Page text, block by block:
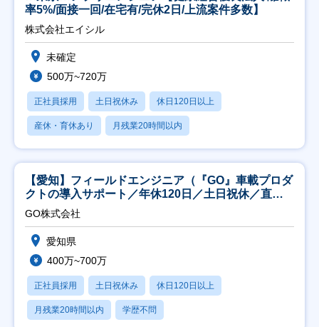
率5%/面接一回/在宅有/完休2日/上流案件多数】
株式会社エイシル
未確定
500万~720万
正社員採用 土日祝休み 休日120日以上
産休・育休あり 月残業20時間以内
【愛知】フィールドエンジニア（『GO』車載プロダ
クトの導入サポート／年休120日／土日祝休／直行
直帰
GO株式会社
愛知県
400万~700万
正社員採用 土日祝休み 休日120日以上
月残業20時間以内 学歴不問